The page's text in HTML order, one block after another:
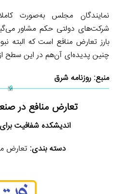
نمایندگان مجلس به‌صورت
شرکت‌های دولتی حکم مشاور
بارز تعارض منافع است که البته
چنین پدیده‌ای آن‌هم در این سطح
منبع: روزنامه شرق
تعارض منافع در
اندیشکده شفافیت برای
دسته بندی: تعارض